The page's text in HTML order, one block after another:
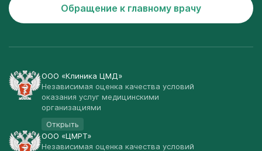
Обращение к главному врачу
ООО «Клиника ЦМД»
Независимая оценка качества условий
оказания услуг медицинскими
организациями
Открыть
ООО «ЦМРТ»
Независимая оценка качества условий